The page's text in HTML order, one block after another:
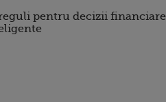
pentru decizii financiare